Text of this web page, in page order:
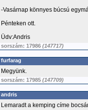
-Vasárnap könnyes búcsú
Pénteken ott.
Üdv:Andris
sorszám: 17986 (147717)
furfarag
Megyünk.
sorszám: 17985 (147709)
andris
Lemaradt a kemping címe